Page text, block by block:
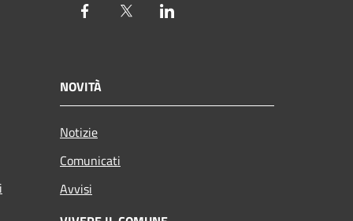
Facebook Twitter
NOVITÀ
Notizie
Comunicati
Avvisi